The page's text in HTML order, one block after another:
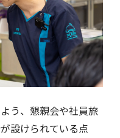
う、懇親会や社員旅
設けられている点